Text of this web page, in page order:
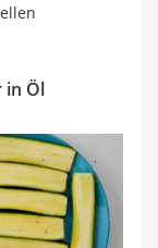
in Öl